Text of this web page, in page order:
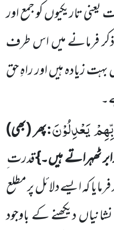
تاریکیوں کو جمع اور
فرمانے میں اس طرف
زیادہ ہیں اور راہِ حق
یَعْدِلُوْنَ:پھر (بھی)
ٹھہراتے ہیں۔}قدرت ِ
کہ ایسے دلائل پر مطلع
دیکھنے کے باوجود